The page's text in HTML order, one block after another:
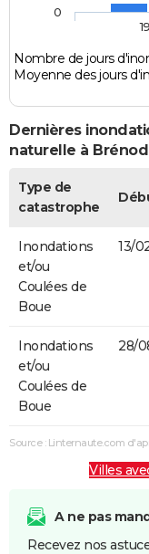
Nombre de jours
Moyenne des jours
0
Dernières
naturelle à Brénod
Type de
catastrophe
Inondations
et/ou
Coulées de
Boue
13/
Inondations
et/ou
Coulées de
Boue
28/
Source : Linternaute.com
Villes
A ne pas
Recevez nos